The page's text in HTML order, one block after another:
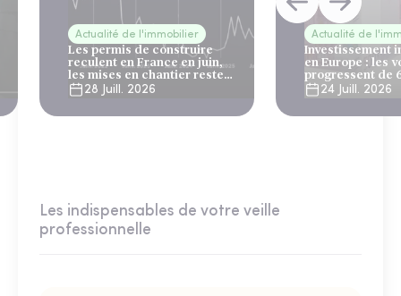
Actualité de l'immobilier
Les permis de construire
reculent en France en juin,
les mises en chantier restent
solides
28 Juill. 2026
Actualité de
Investissement
en Europe : les
progressent de
24 Juill. 2026
Les indispensables de votre veille
professionnelle